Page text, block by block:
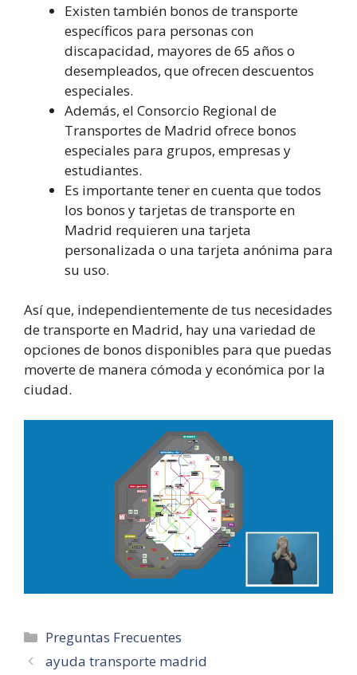
Existen también bonos de transporte
específicos para personas con
discapacidad, mayores de 65 años o
desempleados, que ofrecen descuentos
especiales.
Además, el Consorcio Regional de
Transportes de Madrid ofrece bonos
especiales para grupos, empresas y
estudiantes.
Es importante tener en cuenta que todos
los bonos y tarjetas de transporte en
Madrid requieren una tarjeta
personalizada o una tarjeta anónima para
su uso.
Así que, independientemente de tus necesidades
de transporte en Madrid, hay una variedad de
opciones de bonos disponibles para que puedas
moverte de manera cómoda y económica por la
ciudad.
Categorías
Preguntas Frecuentes
ayuda transporte madrid